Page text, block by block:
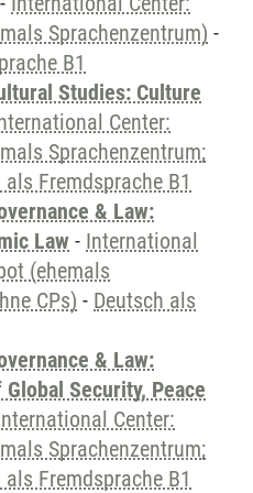
Sprachenzentrum) -
B1
Studies: Culture
Center:
Sprachenzentrum;
als Fremdsprache B1
& Law:
Law - International
(ehemals
CPs) - Deutsch als
& Law:
Security, Peace
Center:
Sprachenzentrum;
als Fremdsprache B1